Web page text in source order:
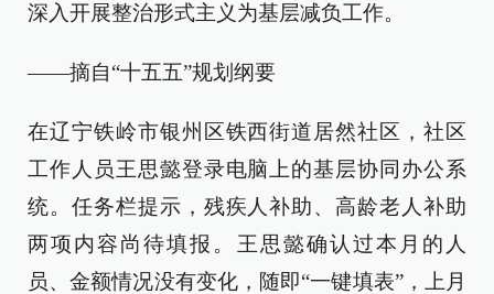
深入开展整治形式主义为基层减负工作。
——摘自“十五五”规划纲要
在辽宁铁岭市银州区铁西街道居然社区，社区
工作人员王思懿登录电脑上的基层协同办公系
统。任务栏提示，残疾人补助、高龄老人补助
两项内容尚待填报。王思懿确认过本月的人
员、金额情况没有变化，随即“一键填表”，上月